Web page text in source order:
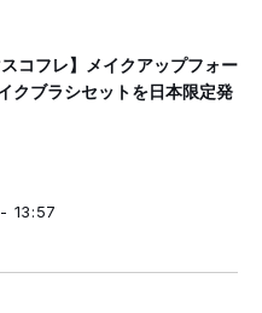
スコフレ】メイクアップフォー
クブラシセットを日本限定発
13:57